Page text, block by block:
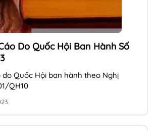
Do Quốc Hội Ban Hành Số
Quốc Hội ban hành theo Nghị
QH10